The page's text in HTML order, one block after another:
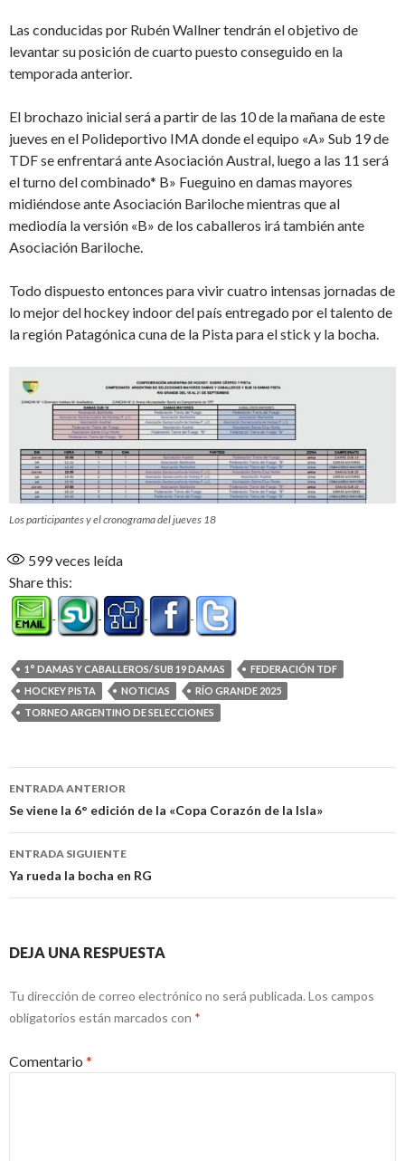
Las conducidas por Rubén Wallner tendrán el objetivo de
levantar su posición de cuarto puesto conseguido en la
temporada anterior.
El brochazo inicial será a partir de las 10 de la mañana de este
jueves en el Polideportivo IMA donde el equipo «A» Sub 19 de
TDF se enfrentará ante Asociación Austral, luego a las 11 será
el turno del combinado* B» Fueguino en damas mayores
midiéndose ante Asociación Bariloche mientras que al
mediodía la versión «B» de los caballeros irá también ante
Asociación Bariloche.
Todo dispuesto entonces para vivir cuatro intensas jornadas de
lo mejor del hockey indoor del país entregado por el talento de
la región Patagónica cuna de la Pista para el stick y la bocha.
Los participantes y el cronograma del jueves 18
599veces leída
Share this:
1° DAMAS Y CABALLEROS/ SUB 19 DAMAS
FEDERACIÓN TDF
HOCKEY PISTA
NOTICIAS
RÍO GRANDE 2025
TORNEO ARGENTINO DE SELECCIONES
Navegación
de
entradas
ENTRADA ANTERIOR
Se viene la 6° edición de la «Copa Corazón de la Isla»
ENTRADA SIGUIENTE
Ya rueda la bocha en RG
DEJA UNA RESPUESTA
Tu dirección de correo electrónico no será publicada. Los campos
obligatorios están marcados con *
Comentario *